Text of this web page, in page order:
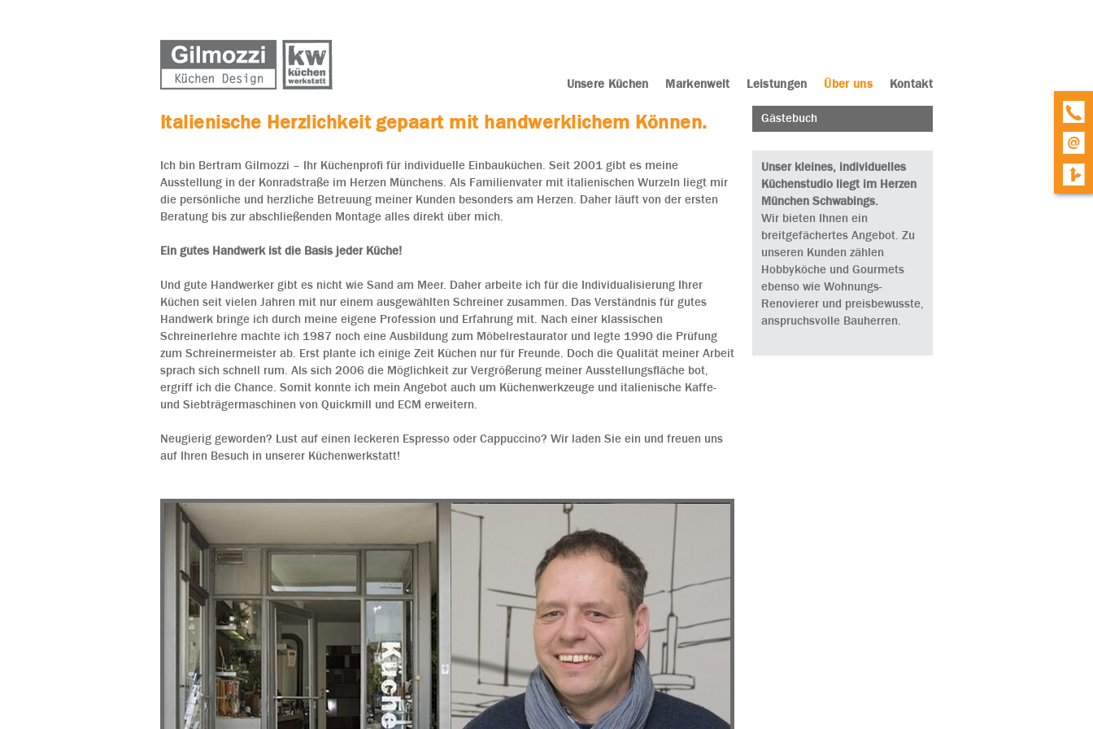
Unsere Küchen Markenwelt Leistungen Über uns Kontakt
Italienische Herzlichkeit gepaart mit handwerklichem Können.
Ich bin Bertram Gilmozzi – Ihr Küchenprofi für individuelle Einbauküchen. Seit 2001 gibt es meine
Ausstellung in der Konradstraße im Herzen Münchens. Als Familienvater mit italienischen Wurzeln liegt mir
die persönliche und herzliche Betreuung meiner Kunden besonders am Herzen. Daher läuft von der ersten
Beratung bis zur abschließenden Montage alles direkt über mich.
Ein gutes Handwerk ist die Basis jeder Küche!
Und gute Handwerker gibt es nicht wie Sand am Meer. Daher arbeite ich für die Individualisierung Ihrer
Küchen seit vielen Jahren mit nur einem ausgewählten Schreiner zusammen. Das Verständnis für gutes
Handwerk bringe ich durch meine eigene Profession und Erfahrung mit. Nach einer klassischen
Schreinerlehre machte ich 1987 noch eine Ausbildung zum Möbelrestaurator und legte 1990 die Prüfung
zum Schreinermeister ab. Erst plante ich einige Zeit Küchen nur für Freunde. Doch die Qualität meiner Arbeit
sprach sich schnell rum. Als sich 2006 die Möglichkeit zur Vergrößerung meiner Ausstellungsfläche bot,
ergriff ich die Chance. Somit konnte ich mein Angebot auch um Küchenwerkzeuge und italienische Kaffe-
und Siebträgermaschinen von Quickmill und ECM erweitern.
Neugierig geworden? Lust auf einen leckeren Espresso oder Cappuccino? Wir laden Sie ein und freuen uns
auf Ihren Besuch in unserer Küchenwerkstatt!
Gästebuch
Unser kleines, individuelles
Küchenstudio liegt im Herzen
München Schwabings.
Wir bieten Ihnen ein
breitgefächertes Angebot. Zu
unseren Kunden zählen
Hobbyköche und Gourmets
ebenso wie Wohnungs-
Renovierer und preisbewusste,
anspruchsvolle Bauherren.